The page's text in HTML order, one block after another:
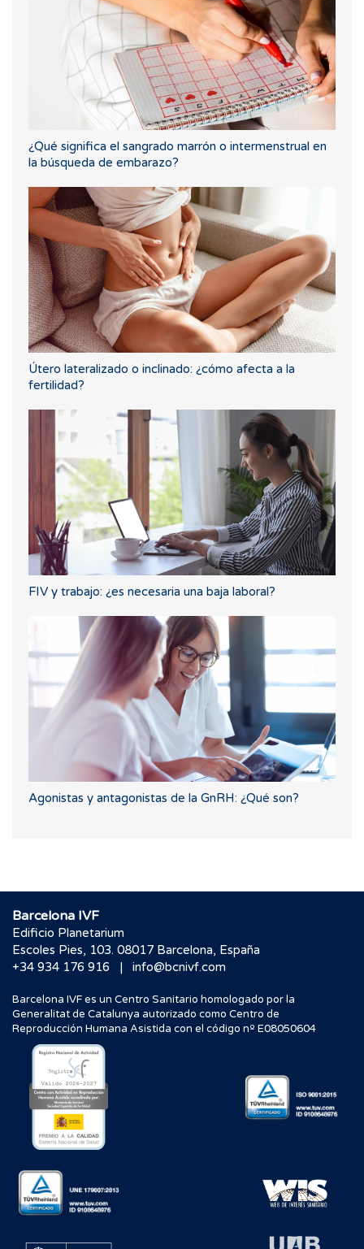
¿Qué significa el sangrado marrón o intermenstrual en
la búsqueda de embarazo?
Útero lateralizado o inclinado: ¿cómo afecta a la
fertilidad?
FIV y trabajo: ¿es necesaria una baja laboral?
Agonistas y antagonistas de la GnRH: ¿Qué son?
Barcelona IVF
Edificio Planetarium
Escoles Pies, 103. 08017 Barcelona, España
+34 934 176 916
| info@bcnivf.com
Barcelona IVF es un Centro Sanitario homologado por la
Generalitat de Catalunya autorizado como Centro de
Reproducción Humana Asistida con el código nº E08050604